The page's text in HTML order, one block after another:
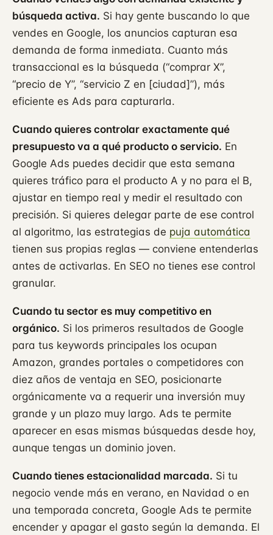
búsqueda activa. Si hay gente buscando lo que
vendes en Google, los anuncios capturan esa
demanda de forma inmediata. Cuanto más
transaccional es la búsqueda (“comprar X”,
“precio de Y”, “servicio Z en [ciudad]”), más
eficiente es Ads para capturarla.
Cuando quieres controlar exactamente qué
presupuesto va a qué producto o servicio. En
Google Ads puedes decidir que esta semana
quieres tráfico para el producto A y no para el B,
ajustar en tiempo real y medir el resultado con
precisión. Si quieres delegar parte de ese control
al algoritmo, las estrategias de puja automática
tienen sus propias reglas — conviene entenderlas
antes de activarlas. En SEO no tienes ese control
granular.
Cuando tu sector es muy competitivo en
orgánico. Si los primeros resultados de Google
para tus keywords principales los ocupan
Amazon, grandes portales o competidores con
diez años de ventaja en SEO, posicionarte
orgánicamente va a requerir una inversión muy
grande y un plazo muy largo. Ads te permite
aparecer en esas mismas búsquedas desde hoy,
aunque tengas un dominio joven.
Cuando tienes estacionalidad marcada. Si tu
negocio vende más en verano, en Navidad o en
una temporada concreta, Google Ads te permite
encender y apagar el gasto según la demanda. El